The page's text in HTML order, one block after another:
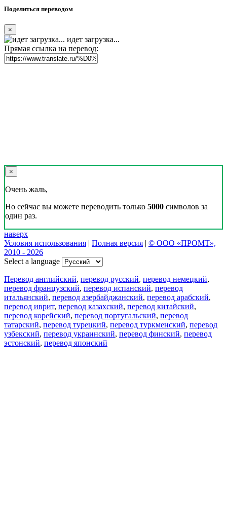
Поделиться переводом
×
идет загрузка...
Прямая ссылка на перевод:
×
Очень жаль,
Но сейчас вы можете переводить только 5000 символов за
один раз.
наверх
Условия использования | Полная версия | © ООО «ПРОМТ»,
2010 - 2026
Select a language
Перевод английский, перевод русский, перевод немецкий,
перевод французский, перевод испанский, перевод
итальянский, перевод азербайджанский, перевод арабский,
перевод иврит, перевод казахский, перевод китайский,
перевод корейский, перевод португальский, перевод
татарский, перевод турецкий, перевод туркменский, перевод
узбекский, перевод украинский, перевод финский, перевод
эстонский, перевод японский